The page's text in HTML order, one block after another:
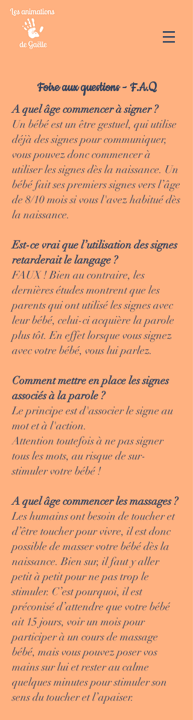
Foire aux questions - F.A.Q
A quel âge commencer à signer ?
Un bébé est un être gestuel, qui utilise
déjà des signes pour communiquer,
vous pouvez donc commencer à
utiliser les signes dès la naissance. Un
bébé fait ses premiers signes vers l’âge
de 8/10 mois si vous l'avez habitué dès
la naissance.
Est-ce vrai que l’utilisation des signes
retarderait le langage ?
FAUX ! Bien au contraire, les
dernières études montrent que les
parents qui ont utilisé les signes avec
leur bébé, celui-ci acquière la parole
plus tôt. En effet lorsque vous signez
avec votre bébé, vous lui parlez.
Comment mettre en place les signes
associés à la parole ?
Le principe est d'associer le signe au
mot et à l'action.
Attention toutefois à ne pas signer
tous les mots, au risque de sur-
stimuler votre bébé !
A quel âge commencer les massages ?
Les humains ont besoin de toucher et
d’être toucher pour vivre, il est donc
possible de masser votre bébé dès la
naissance. Bien sur, il faut y aller
petit à petit pour ne pas trop le
stimuler. C’est pourquoi, il est
préconisé d’attendre que votre bébé
ait 15 jours, voir un mois pour
participer à un cours de massage
bébé, mais vous pouvez poser vos
mains sur lui et rester au calme
quelques minutes pour stimuler son
sens du toucher et l’apaiser.